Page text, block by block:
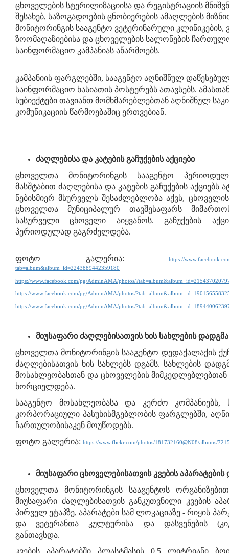
ცხოველების სტერილიზაციისა და რეგისტრაციის
შესახებ, საზოგადოების ცნობიერების ამაღლების
მონიტორინგის სააგენტო ვეტერინარული კლინიკების,
ზოომაღაზიებისა და ცხოველების სალონების
საინფორმაციო კამპანიას აწარმოებს.
კამპანიის ფარგლებში, სააგენტო აღნიშნულ
საინფორმაციო ხასიათის პოსტერებს ათავსებს.
სუბიექტები თავიანთ მომხმარებლებთან აღნიშნულ
კომუნიკაციის წარმოებაშიც ერთვებიან.
ძაღლებისა და კატების გაჩუქების აქციები
ცხოველთა მონიტორინგის სააგენტო
მასშტაბით ძაღლებისა და კატების გაჩუქების აქციებს
ნებისმიერ მსურველს შესაძლებლობა აქვს, ცხოველის
ცხოველთა მუნიციპალურ თავშესაფარს
სასურველი ცხოველი აიყვანოს. გაჩუქების
პერიოდულად გაგრძელდება.
ფოტო გალერია:
https://
tab=album&album_id=2243889442359180
https://www.facebook.com/pg/AdminAMA/photos/
https://www.facebook.com/pg/AdminAMA/photos/
https://www.facebook.com/pg/AdminAMA/photos/
მიუსაფარი ძაღლებისათვის ხის სახლების დადგმა
ცხოველთა მონიტორინგის სააგენტო დედაქალაქის
ძაღლებისათვის ხის სახლებს დგამს. სახლების
მოსახლეობასთან და ცხოველების
ხორციელდება.
სააგენტო მოსახლეობასა და კერძო
კორპორაციული პასუხისმგებლობის ფარგლებში,
ჩართულობისაკენ მოუწოდებს.
ფოტო გალერია: https://www.flickr.com/photos/181732160@N08/albums/
მიუსაფარი ცხოველებისათვის კვების აპარატების
ცხოველთა მონიტორინგის სააგენტოს
მიუსაფარი ძაღლებისათვის განკუთვნილი კვების
პირველ ეტაპზე, აპარატები სამ ლოკაციაზე - რიყის
და ვეტერანთა კულტურისა და დასვენების
განთავსდა.
კვების აპარატებში პლასტმასის 0,5 ლიტრიანი